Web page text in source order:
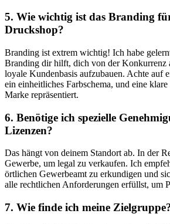
5. Wie wichtig ist das Branding
Druckshop?
Branding ist extrem wichtig!⁣ Ich habe
Branding dir hilft, dich von der Konkurrenz
loyale ⁤Kundenbasis aufzubauen. Achte auf
ein ⁣einheitliches Farbschema, und eine
Marke ‍repräsentiert.
6. Benötige ⁣ich spezielle
Lizenzen?
Das hängt von⁤ deinem ​Standort ab. In der
Gewerbe, um legal​ zu verkaufen.‍ Ich
örtlichen Gewerbeamt zu erkundigen und
alle rechtlichen Anforderungen erfüllst, um
7.⁢ Wie finde ich meine